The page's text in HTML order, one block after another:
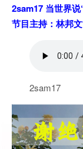
2sam17 当世界
节目主持：林邦
2sam17